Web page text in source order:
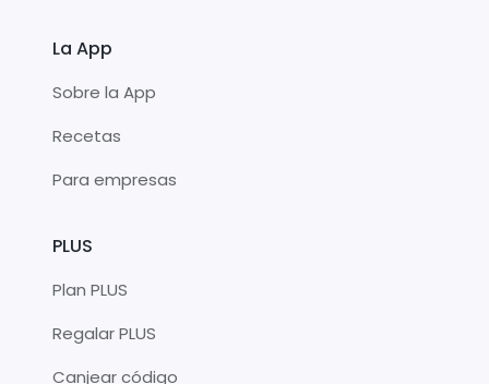
La App
Sobre la App
Recetas
Para empresas
PLUS
Plan PLUS
Regalar PLUS
Canjear código